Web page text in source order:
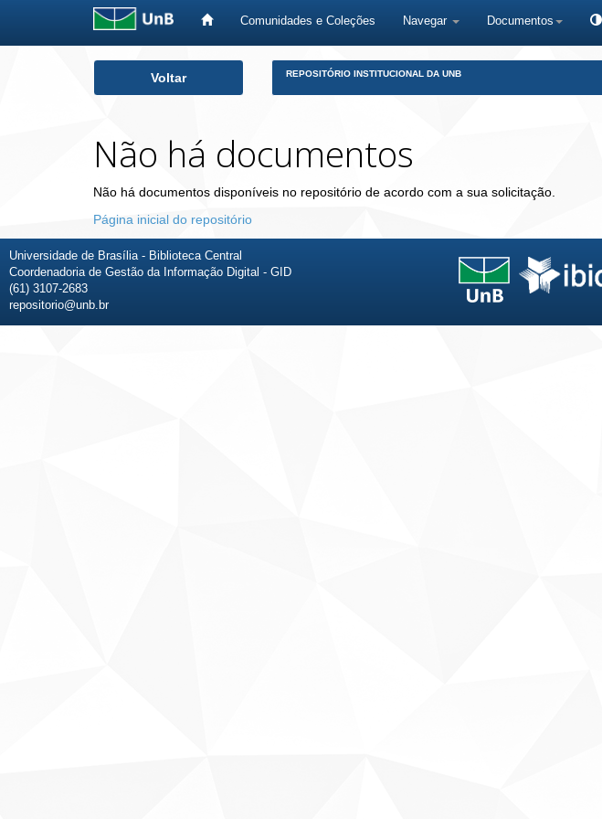
Comunidades e Coleções Navegar Documentos
Voltar REPOSITÓRIO INSTITUCIONAL DA UNB
Não há documentos
Não há documentos disponíveis no repositório de acordo com a sua solicitação.
Página inicial do repositório
Universidade de Brasília - Biblioteca Central
Coordenadoria de Gestão da Informação Digital - GID
(61) 3107-2683
repositorio@unb.br